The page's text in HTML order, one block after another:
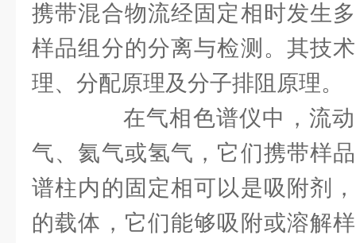
携带混合物流经固定相时发生
样品组分的分离与检测。其技
理、分配原理及分子排阻原理。
在气相色谱仪中，流动
气、氦气或氢气，它们携带样
谱柱内的固定相可以是吸附剂
的载体，它们能够吸附或溶解